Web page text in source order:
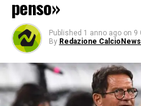
penso»
Published 1 anno ago on 9
By Redazione